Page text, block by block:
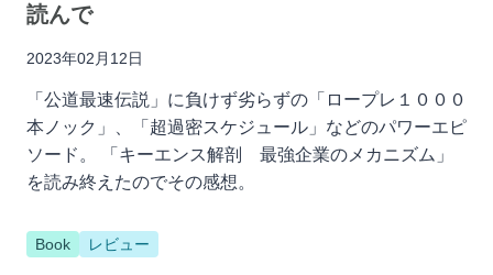
読んで
2023年02月12日
「公道最速伝説」に負けず劣らずの「ロープレ１０００
本ノック」、「超過密スケジュール」などのパワーエピ
ソード。 「キーエンス解剖 最強企業のメカニズム」
を読み終えたのでその感想。
Book レビュー